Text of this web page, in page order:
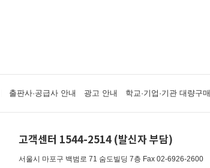
출판사·공급사 안내 광고 안내 학교·기업·기관 대량구매
고객센터 1544-2514 (발신자 부담)
서울시 마포구 백범로 71 숨도빌딩 7층 Fax 02-6926-2600